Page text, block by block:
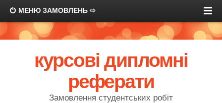
МЕНЮ ЗАМОВЛЕНЬ ⇨
курсові дипломні
реферати
Замовлення студентських робіт